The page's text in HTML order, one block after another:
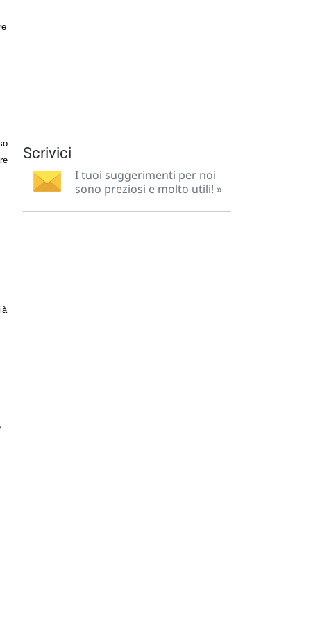
Scrivici
I tuoi suggerimenti per noi
sono preziosi e molto utili! »